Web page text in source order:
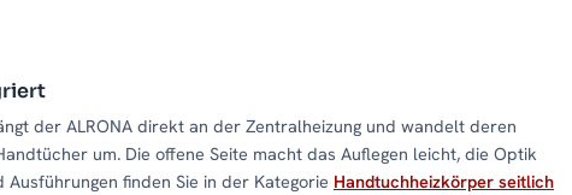
der ALRONA direkt an der Zentralheizung und wandelt deren
um. Die offene Seite macht das Auflegen leicht, die Optik
finden Sie in der Kategorie Handtuchheizkörper seitlich